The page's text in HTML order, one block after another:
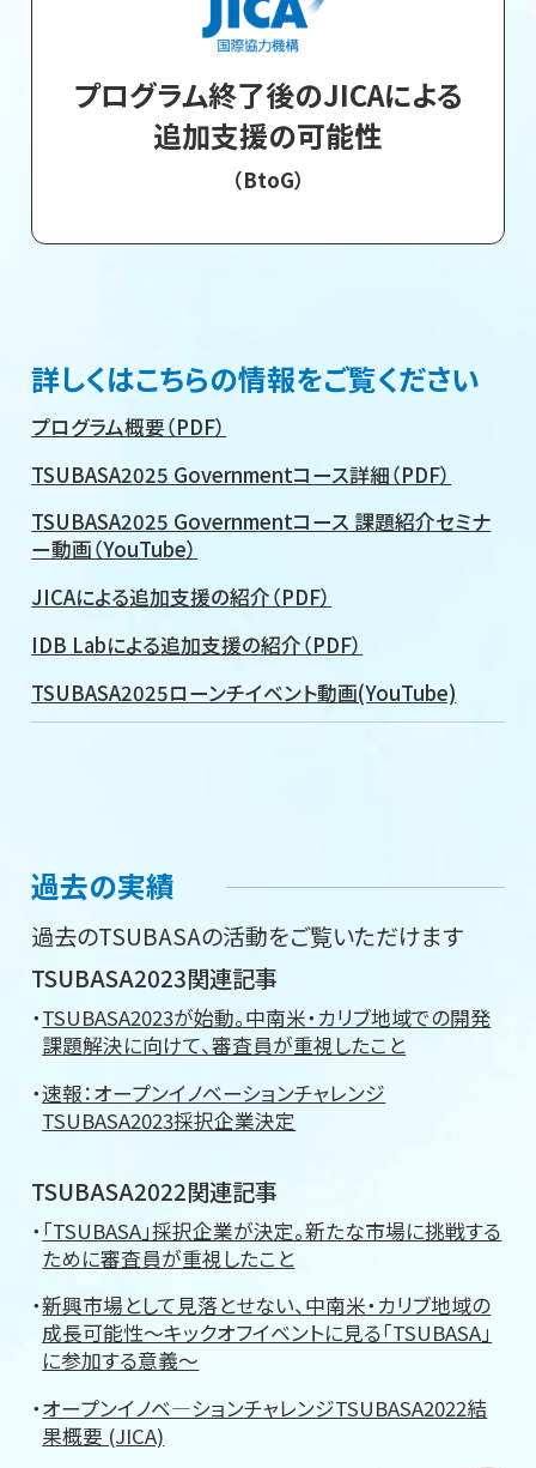
プログラム終了後のJICAによる
追加支援の可能性
（BtoG）
詳しくはこちらの情報をご覧ください
プログラム概要（PDF）
TSUBASA2025 Governmentコース詳細（PDF）
TSUBASA2025 Governmentコース 課題紹介セミナ
ー動画（YouTube）
JICAによる追加支援の紹介（PDF）
IDB Labによる追加支援の紹介（PDF）
TSUBASA2025ローンチイベント動画(YouTube)
過去の実績
過去のTSUBASAの活動をご覧いただけます
TSUBASA2023関連記事
TSUBASA2023が始動。中南米・カリブ地域での開発
課題解決に向けて、審査員が重視したこと
速報：オープンイノベーションチャレンジ
TSUBASA2023採択企業決定
TSUBASA2022関連記事
「TSUBASA」採択企業が決定。新たな市場に挑戦する
ために審査員が重視したこと
新興市場として見落とせない、中南米・カリブ地域の
成長可能性～キックオフイベントに見る「TSUBASA」
に参加する意義～
オープンイノベ―ションチャレンジTSUBASA2022結
果概要 (JICA)